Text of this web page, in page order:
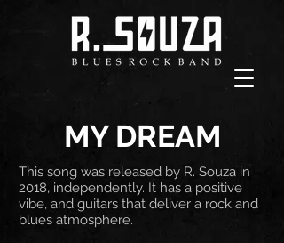
MY DREAM
This song was released by R. Souza in
2018, independently. It has a positive
vibe, and guitars that deliver a rock and
blues atmosphere.